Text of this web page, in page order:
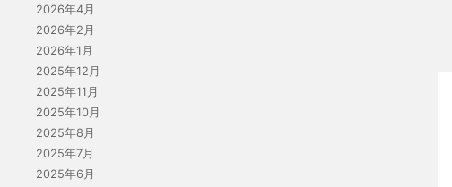
2026年4月
2026年2月
2026年1月
2025年12月
2025年11月
2025年10月
2025年8月
2025年7月
2025年6月